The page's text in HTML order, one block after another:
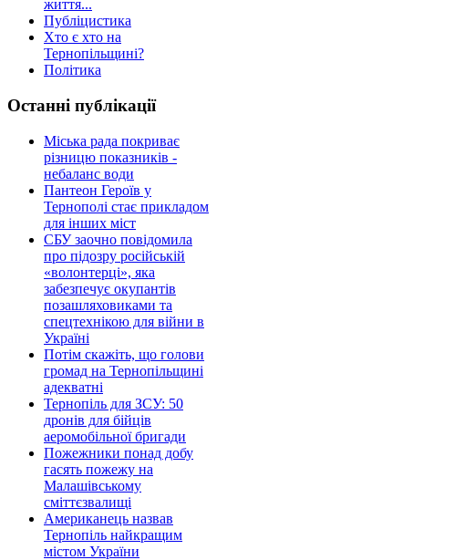
життя...
Публіцистика
Хто є хто на
Тернопільщині?
Політика
Останні публікації
Міська рада покриває
різницю показників -
небаланс води
Пантеон Героїв у
Тернополі стає прикладом
для інших міст
СБУ заочно повідомила
про підозру російській
«волонтерці», яка
забезпечує окупантів
позашляховиками та
спецтехнікою для війни в
Україні
Потім скажіть, що голови
громад на Тернопільщині
адекватні
Тернопіль для ЗСУ: 50
дронів для бійців
аеромобільної бригади
Пожежники понад добу
гасять пожежу на
Малашівському
сміттєзвалищі
Американець назвав
Тернопіль найкращим
містом України